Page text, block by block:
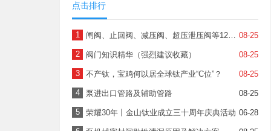
点击排行
1 08-25
闸阀、止回阀、减压阀、超压泄压阀等12种阀门图文并茂，帮您懂结构、懂原理！
2 08-25
阀门知识精华（强烈建议收藏）
3 08-25
不产钛，宝鸡何以居全球钛产业“C位”？
4 08-25
泵进出口管路及辅助管路
5 06-28
荣耀30年丨金山钛业成立三十周年庆典活动